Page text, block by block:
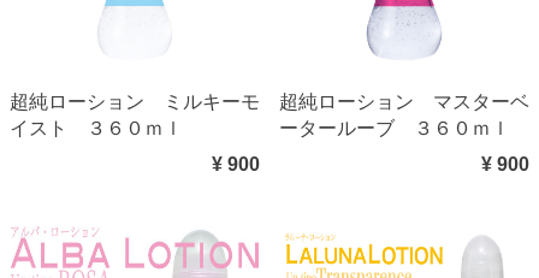
超純ローション ミルキーモ
イスト ３６０ｍｌ
¥ 900
超純ローション マスターベ
ータールーブ ３６０ｍｌ
¥ 900